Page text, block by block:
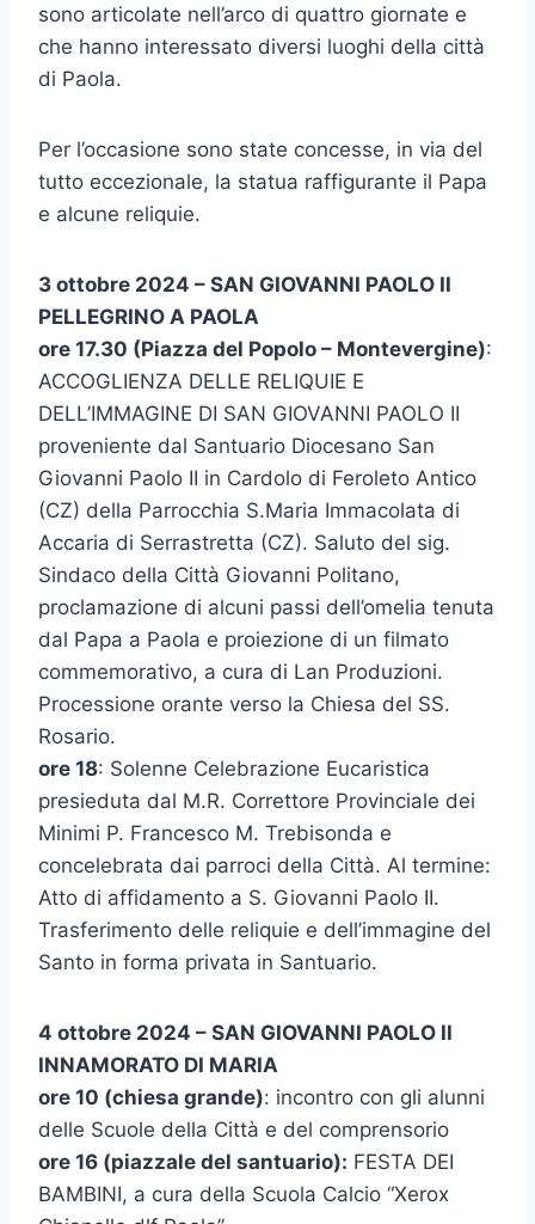
sono articolate nell’arco di quattro giornate e
che hanno interessato diversi luoghi della città
di Paola.
Per l’occasione sono state concesse, in via del
tutto eccezionale, la statua raffigurante il Papa
e alcune reliquie.
3 ottobre 2024 – SAN GIOVANNI PAOLO II
PELLEGRINO A PAOLA
ore 17.30 (Piazza del Popolo – Montevergine):
ACCOGLIENZA DELLE RELIQUIE E
DELL’IMMAGINE DI SAN GIOVANNI PAOLO II
proveniente dal Santuario Diocesano San
Giovanni Paolo II in Cardolo di Feroleto Antico
(CZ) della Parrocchia S.Maria Immacolata di
Accaria di Serrastretta (CZ). Saluto del sig.
Sindaco della Città Giovanni Politano,
proclamazione di alcuni passi dell’omelia tenuta
dal Papa a Paola e proiezione di un filmato
commemorativo, a cura di Lan Produzioni.
Processione orante verso la Chiesa del SS.
Rosario.
ore 18: Solenne Celebrazione Eucaristica
presieduta dal M.R. Correttore Provinciale dei
Minimi P. Francesco M. Trebisonda e
concelebrata dai parroci della Città. Al termine:
Atto di affidamento a S. Giovanni Paolo II.
Trasferimento delle reliquie e dell’immagine del
Santo in forma privata in Santuario.
4 ottobre 2024 – SAN GIOVANNI PAOLO II
INNAMORATO DI MARIA
ore 10 (chiesa grande): incontro con gli alunni
delle Scuole della Città e del comprensorio
ore 16 (piazzale del santuario): FESTA DEI
BAMBINI, a cura della Scuola Calcio “Xerox